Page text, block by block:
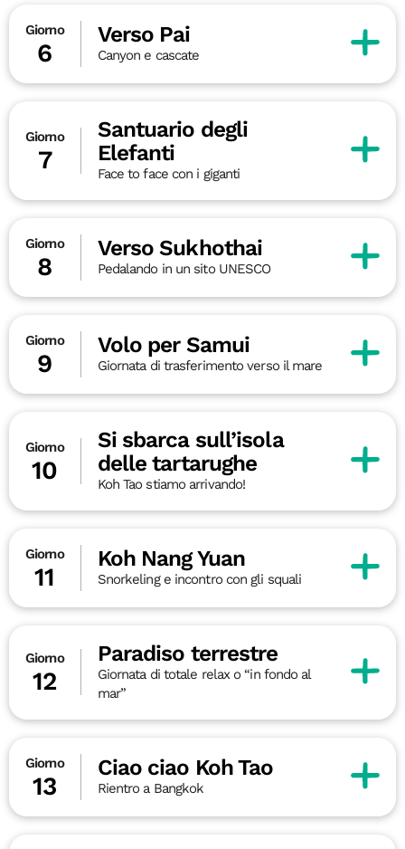
Giorno
6
Verso Pai
Canyon e cascate
Giorno
7
Santuario degli
Elefanti
Face to face con i giganti
Giorno
8
Verso Sukhothai
Pedalando in un sito UNESCO
Giorno
9
Volo per Samui
Giornata di trasferimento verso il mare
Giorno
10
Si sbarca sull’isola
delle tartarughe
Koh Tao stiamo arrivando!
Giorno
11
Koh Nang Yuan
Snorkeling e incontro con gli squali
Giorno
12
Paradiso terrestre
Giornata di totale relax o “in fondo al
mar”
Giorno
13
Ciao ciao Koh Tao
Rientro a Bangkok